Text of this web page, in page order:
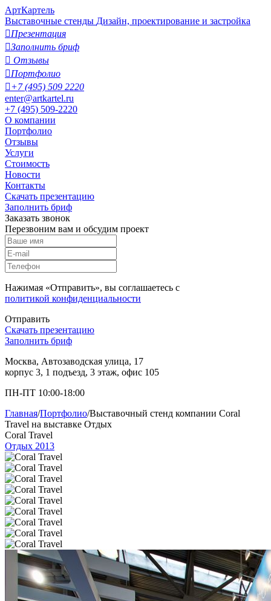
АртКартель
Выставочные стенды Дизайн, проектирование и застройка
Презентация
Заполнить бриф
 Отзывы
Портфолио
+7 (495) 509 2220
enter@artkartel.ru
+7 (495) 509-2220
О компании
Портфолио
Отзывы
Услуги
Стоимость
Новости
Контакты
Скачать презентацию
Заполнить бриф
Заказать звонок
Перезвоним вам и обсудим проект
Нажимая «Отправить», вы соглашаетесь с
политикой конфиденциальности
Отправить
Скачать презентацию
Заполнить бриф
Москва, Автозаводская улица, 17
корпус 3, 1 подъезд, 3 этаж, офис 105
ПН-ПТ 10:00-18:00
Главная/Портфолио/Выставочный стенд компании Coral
Travel на выставке Отдых
Coral Travel
Отдых 2013